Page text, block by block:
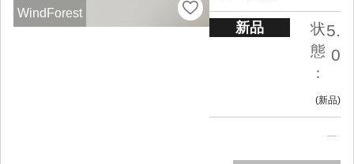
WindForest
新品
状
態
：
5.
0
新品